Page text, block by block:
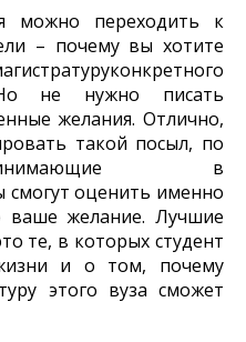
можно переходить к
– почему вы хотите
Но не нужно писать
желания. Отлично,
такой посыл, по
в
смогут оценить именно
ваше желание. Лучшие
те, в которых студент
и о том, почему
этого вуза сможет